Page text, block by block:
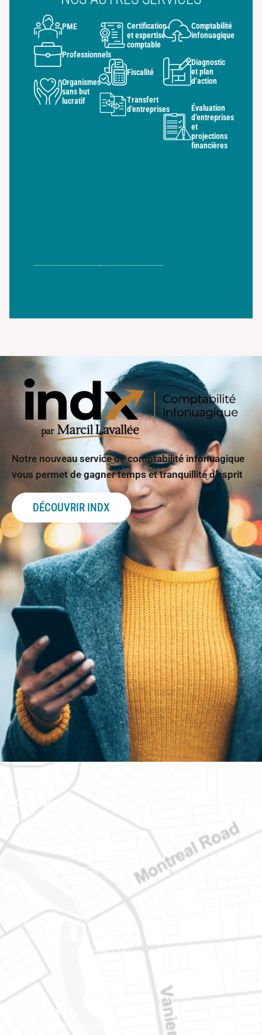
PME
Professionnels
Organismes
sans but
lucratif
Certification
et expertise
comptable
Fiscalité
Transfert
d’entreprises
Comptabilité
infonuagique
Diagnostic
et plan
d’action
Évaluation
d’entreprises
et
projections
financières
Notre nouveau service de comptabilité infonuagique
vous permet de gagner temps et tranquillité d’esprit
DÉCOUVRIR INDX
Gatineau
100-200, rue Montcalm
Gatineau (Québec)
J8Y 3B5
Téléphone : 819-778-2428
400-1420, place Blair Towers
Ottawa (Ontario) K1J 9L8
(Adjacent à l’autoroute 174)
Téléphone : 613-745-8387
Est ontarien
888, rue Notre-Dame